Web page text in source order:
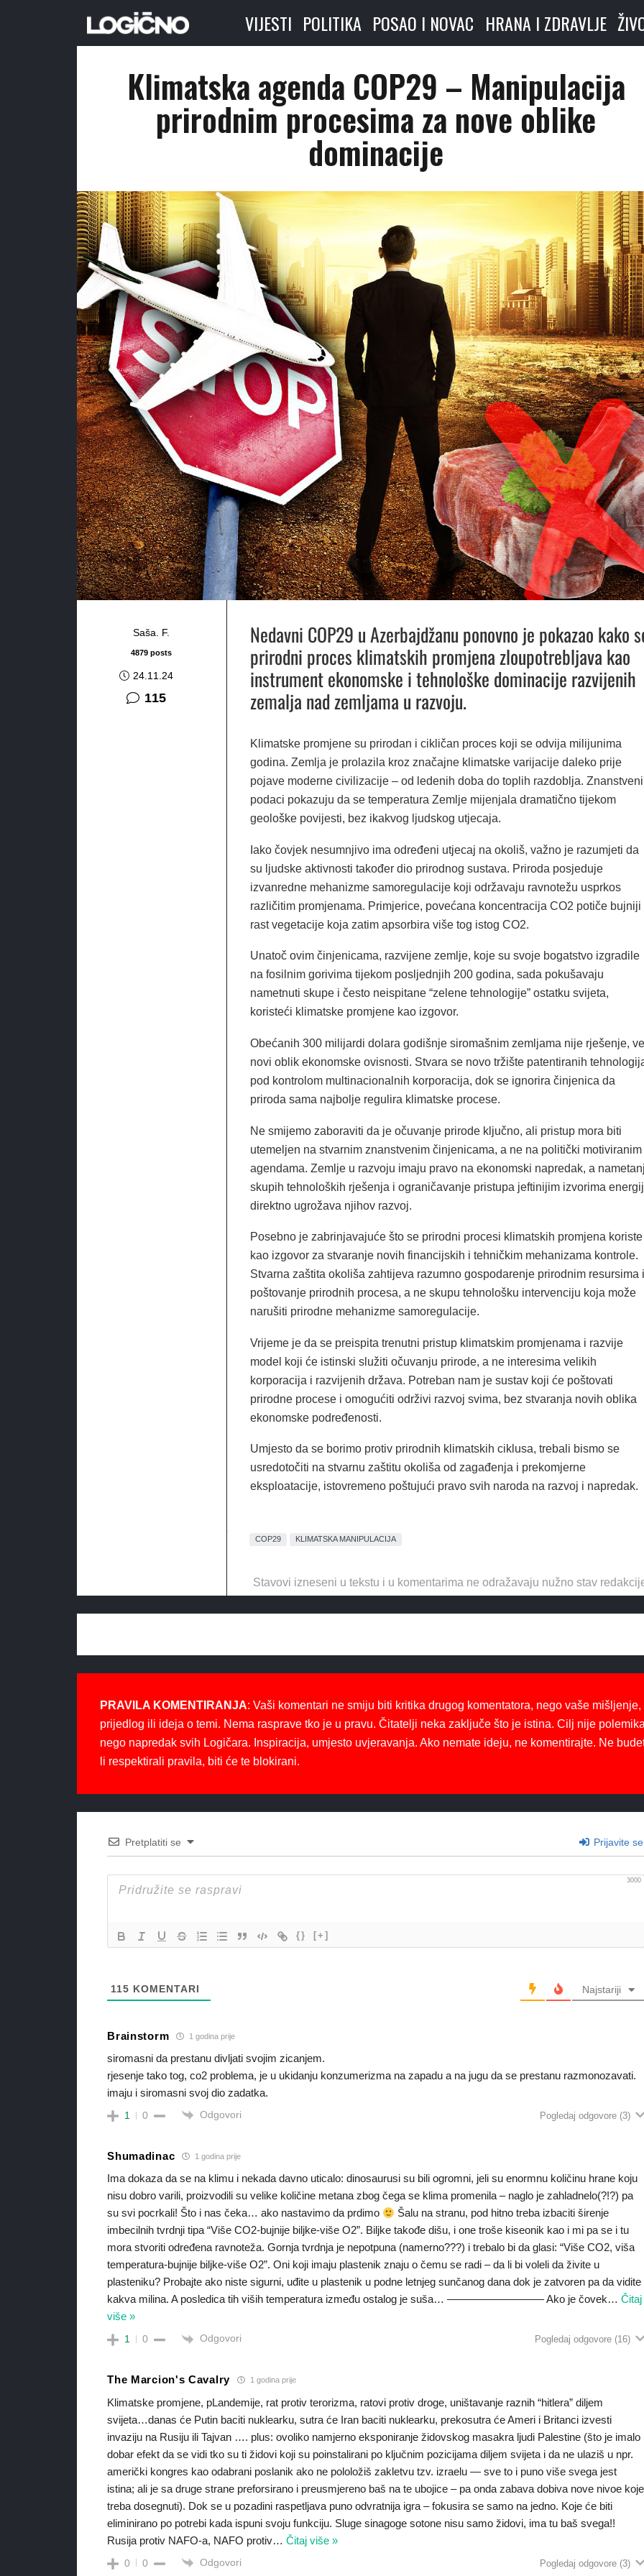
VIJESTI POLITIKA POSAO I NOVAC HRANA I ZDRAVLJE
Klimatska agenda COP29 – Manipulacija
prirodnim procesima za nove oblike
dominacije
Saša. F.
4879 posts
24.11.24
115komentara
Nedavni COP29 u Azerbajdžanu ponovno je pokazao kako
prirodni proces klimatskih promjena zloupotrebljava kao
instrument ekonomske i tehnološke dominacije razvijenih
zemalja nad zemljama u razvoju.
Klimatske promjene su prirodan i cikličan proces koji se odvija milijunima
godina. Zemlja je prolazila kroz značajne klimatske varijacije daleko prije
pojave moderne civilizacije – od ledenih doba do toplih razdoblja. Znanstveni
podaci pokazuju da se temperatura Zemlje mijenjala dramatično tijekom
geološke povijesti, bez ikakvog ljudskog utjecaja.
Iako čovjek nesumnjivo ima određeni utjecaj na okoliš, važno je razumjeti da
su ljudske aktivnosti također dio prirodnog sustava. Priroda posjeduje
izvanredne mehanizme samoregulacije koji održavaju ravnotežu usprkos
različitim promjenama. Primjerice, povećana koncentracija CO2 potiče bujniji
rast vegetacije koja zatim apsorbira više tog istog CO2.
Unatoč ovim činjenicama, razvijene zemlje, koje su svoje bogatstvo izgradile
na fosilnim gorivima tijekom posljednjih 200 godina, sada pokušavaju
nametnuti skupe i često neispitane “zelene tehnologije” ostatku svijeta,
koristeći klimatske promjene kao izgovor.
Obećanih 300 milijardi dolara godišnje siromašnim zemljama nije rješenje,
novi oblik ekonomske ovisnosti. Stvara se novo tržište patentiranih
pod kontrolom multinacionalnih korporacija, dok se ignorira činjenica da
priroda sama najbolje regulira klimatske procese.
Ne smijemo zaboraviti da je očuvanje prirode ključno, ali pristup mora biti
utemeljen na stvarnim znanstvenim činjenicama, a ne na politički motiviranim
agendama. Zemlje u razvoju imaju pravo na ekonomski napredak, a
skupih tehnoloških rješenja i ograničavanje pristupa jeftinijim izvorima
direktno ugrožava njihov razvoj.
Posebno je zabrinjavajuće što se prirodni procesi klimatskih promjena koriste
kao izgovor za stvaranje novih financijskih i tehničkim mehanizama kontrole.
Stvarna zaštita okoliša zahtijeva razumno gospodarenje prirodnim resursima i
poštovanje prirodnih procesa, a ne skupu tehnološku intervenciju koja može
narušiti prirodne mehanizme samoregulacije.
Vrijeme je da se preispita trenutni pristup klimatskim promjenama i razvije
model koji će istinski služiti očuvanju prirode, a ne interesima velikih
korporacija i razvijenih država. Potreban nam je sustav koji će poštovati
prirodne procese i omogućiti održivi razvoj svima, bez stvaranja novih oblika
ekonomske podređenosti.
Umjesto da se borimo protiv prirodnih klimatskih ciklusa, trebali bismo se
usredotočiti na stvarnu zaštitu okoliša od zagađenja i prekomjerne
eksploatacije, istovremeno poštujući pravo svih naroda na razvoj i napredak.
COP29 KLIMATSKA MANIPULACIJA
Stavovi izneseni u tekstu i u komentarima ne odražavaju nužno stav
PRAVILA KOMENTIRANJA: Vaši komentari ne smiju biti kritika drugog komentatora, nego vaše mišljenje,
prijedlog ili ideja o temi. Nema rasprave tko je u pravu. Čitatelji neka zaključe što je istina. Cilj nije
nego napredak svih Logičara. Inspiracija, umjesto uvjeravanja. Ako nemate ideju, ne komentirajte. Ne
li respektirali pravila, biti će te blokirani.
Pretplatiti se Prijavite se
3000
{} [+]
115 KOMENTARI Najstariji
Brainstorm 1 godina prije
siromasni da prestanu divljati svojim zicanjem.
rjesenje tako tog, co2 problema, je u ukidanju konzumerizma na zapadu a na jugu da se prestanu razmonozavati.
imaju i siromasni svoj dio zadatka.
1 0 Odgovori Pogledaj odgovore (3)
Shumadinac 1 godina prije
Ima dokaza da se na klimu i nekada davno uticalo: dinosaurusi su bili ogromni, jeli su enormnu količinu hrane koju
nisu dobro varili, proizvodili su velike količine metana zbog čega se klima promenila – naglo je zahladnelo(?!?) pa
su svi pocrkali! Što i nas čeka… ako nastavimo da prdimo
Šalu na stranu, pod hitno treba izbaciti širenje
imbecilnih tvrdnji tipa “Više CO2-bujnije biljke-više O2”. Biljke takođe dišu, i one troše kiseonik kao i mi pa se i tu
mora stvoriti određena ravnoteža. Gornja tvrdnja je nepotpuna (namerno???) i trebalo bi da glasi: “Više CO2, viša
temperatura-bujnije biljke-više O2”. Oni koji imaju plastenik znaju o čemu se radi – da li bi voleli da živite u
plasteniku? Probajte ako niste sigurni, uđite u plastenik u podne letnjeg sunčanog dana dok je zatvoren pa da vidite
kakva milina. A posledica tih viših temperatura između ostalog je suša… ————————— Ako je čovek…Čitaj
više »
1 0 Odgovori Pogledaj odgovore (16)
The Marcion's Cavalry 1 godina prije
Klimatske promjene, pLandemije, rat protiv terorizma, ratovi protiv droge, uništavanje raznih “hitlera” diljem
svijeta…danas će Putin baciti nuklearku, sutra će Iran baciti nuklearku, prekosutra će Ameri i Britanci izvesti
invaziju na Rusiju ili Tajvan …. plus: ovoliko namjerno eksponiranje židovskog masakra ljudi Palestine (što je imalo
dobar efekt da se vidi tko su ti židovi koji su poinstalirani po ključnim pozicijama diljem svijeta i da ne ulaziš u npr.
američki kongres kao odabrani poslanik ako ne pololožiš zakletvu tzv. izraelu — sve to i puno više svega jest
istina; ali je sa druge strane preforsirano i preusmjereno baš na te ubojice – pa onda zabava dobiva nove nivoe koje
treba dosegnuti). Dok se u pozadini raspetljava puno odvratnija igra – fokusira se samo na jedno. Koje će biti
eliminirano po potrebi kada ispuni svoju funkciju. Sluge sinagoge sotone nisu samo židovi, ima tu baš svega!!
Rusija protiv NAFO-a, NAFO protiv…Čitaj više »
0 0 Odgovori Pogledaj odgovore (3)